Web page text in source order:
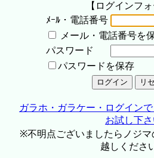
【ログインフォ
ﾒｰﾙ・電話番号
メール・電話番号を
パスワード
パスワードを保存
ガラホ・ガラケー・ログイン
お試し下
※不明点ございましたらノジ
越しくださ